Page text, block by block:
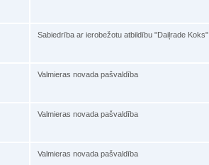
Sabiedrība ar ierobežotu atbildību "Daiļrade Koks"
Valmieras novada pašvaldība
Valmieras novada pašvaldība
Valmieras novada pašvaldība